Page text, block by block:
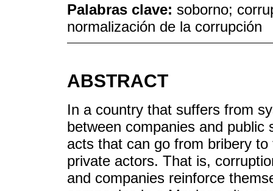
Palabras clave: soborno;
normalización de la corrupción
ABSTRACT
In a country that suffers from
between companies and
acts that can go from bribery
private actors. That is,
and companies reinforce